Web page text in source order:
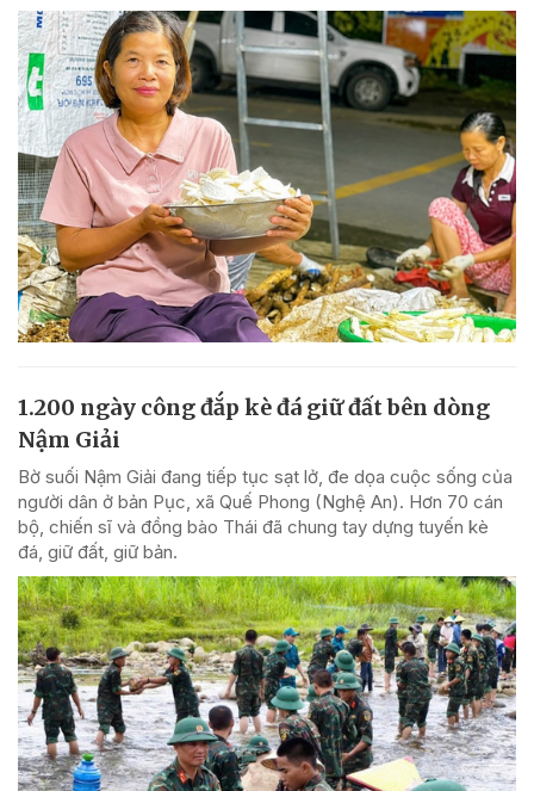
1.200 ngày công đắp kè đá giữ đất bên dòng
Nậm Giải
Bờ suối Nậm Giải đang tiếp tục sạt lở, đe dọa cuộc sống của
người dân ở bản Pục, xã Quế Phong (Nghệ An). Hơn 70 cán
bộ, chiến sĩ và đồng bào Thái đã chung tay dựng tuyến kè
đá, giữ đất, giữ bản.